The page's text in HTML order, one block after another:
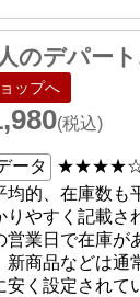
のデパー
ップへ
(税込)
ータ
均的、在庫数も
りやすく記載さ
営業日で在庫が
新商品などは通
安く設定されて